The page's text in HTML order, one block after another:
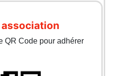
QR Code pour adhérer